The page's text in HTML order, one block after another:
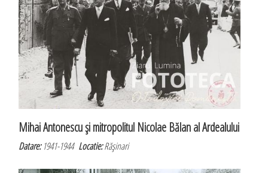
Mihai Antonescu şi mitropolitul Nicolae Bălan al Ardealului
Datare:1941-1944Locatie:Răşinari